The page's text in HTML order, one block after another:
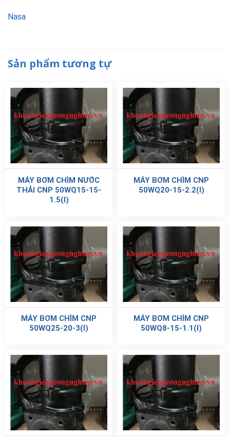
Nasa
Sản phẩm tương tự
MÁY BƠM CHÌM NƯỚC
THẢI CNP 50WQ15-15-
1.5(I)
MÁY BƠM CHÌM CNP
50WQ20-15-2.2(I)
MÁY BƠM CHÌM CNP
50WQ25-20-3(I)
MÁY BƠM CHÌM CNP
50WQ8-15-1.1(I)